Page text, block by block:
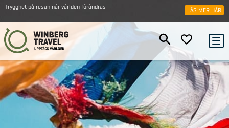
Trygghet på resan när världen förändras LÄS MER HÄR